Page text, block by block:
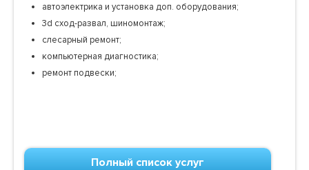
автоэлектрика и установка доп. оборудования;
3d сход-развал, шиномонтаж;
слесарный ремонт;
компьютерная диагностика;
ремонт подвески;
Полный список услуг